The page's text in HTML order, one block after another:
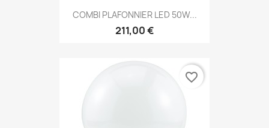
COMBI PLAFONNIER LED 50W...
211,00 €
favorite_border